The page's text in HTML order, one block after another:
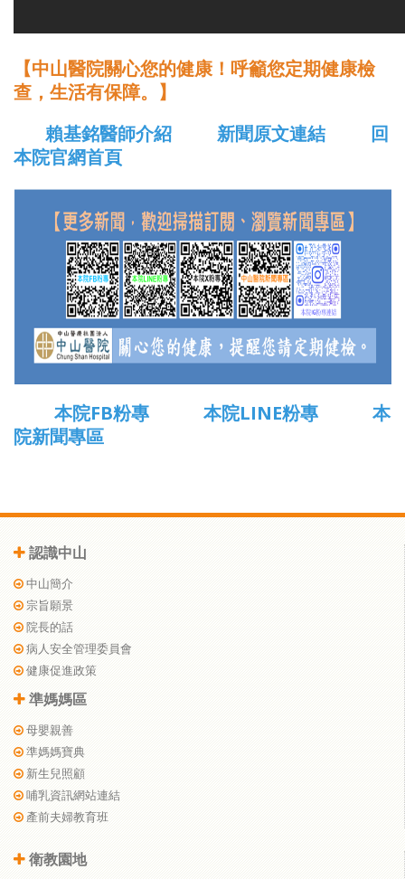
【中山醫院關心您的健康！呼籲您定期健康檢
查，生活有保障。】
賴基銘醫師介紹
新聞原文連結
回
本院官網首頁
本院FB粉專 本院LINE粉專
本
院新聞專區
認識中山
中山簡介
宗旨願景
院長的話
病人安全管理委員會
健康促進政策
準媽媽區
母嬰親善
準媽媽寶典
新生兒照顧
哺乳資訊網站連結
產前夫婦教育班
衛教園地